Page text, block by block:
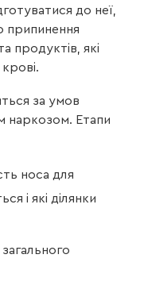
до неї,
припинення
продуктів, які
за умов
наркозом. Етапи
носа для
і які ділянки